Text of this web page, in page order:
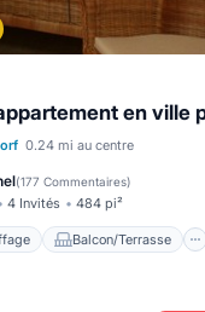
en ville
0.24 mi au centre
(177 Commentaires)
4 Invités 484 pi²
Balcon/Terrasse
Chauffage
Internet